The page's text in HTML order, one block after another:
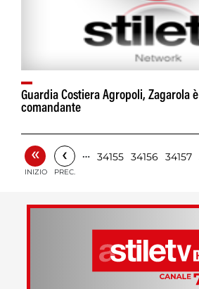
Guardia Costiera Agropoli, Zagarola
comandante
«
INIZIO
‹
PREC.
… 34155 34156 34157